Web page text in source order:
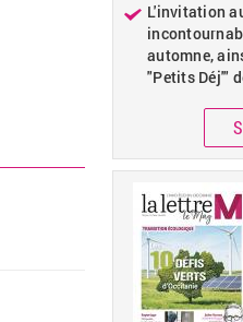
L'invitation
automne,
"Petits Déj'"